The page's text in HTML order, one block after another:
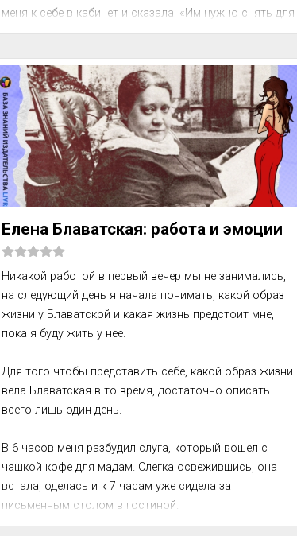
меня к себе в кабинет и сказала: «‎Им нужно снять для
фильма, как ты проводишь фотосесс...
Елена Блаватская: работа и эмоции
Никакой работой в первый вечер мы не занимались,
на сле­дующий день я начала понимать, какой образ
жизни у Блават­ской и какая жизнь предстоит мне,
пока я буду жить у нее.
Для того чтобы представить себе, какой образ жизни
вела Блаватская в то время, достаточно описать
всего лишь один день.
В 6 часов меня разбудил слуга, который вошел с
чашкой кофе для мадам. Слегка освежившись, она
встала, оделась и к 7 часам уже сидела за
письменным столом в гостиной.